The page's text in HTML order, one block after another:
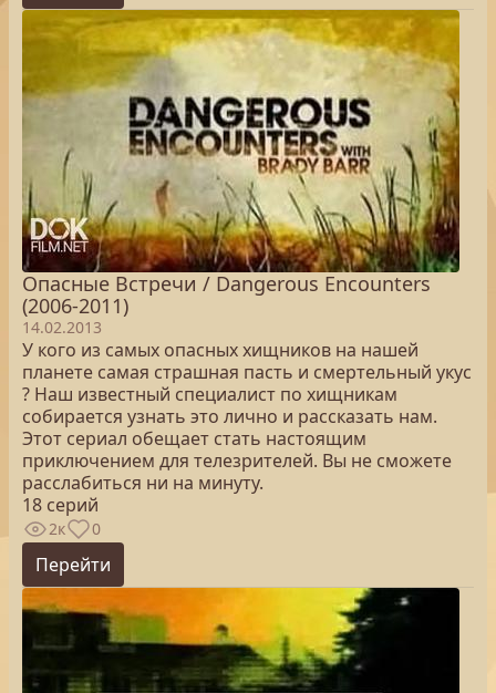
Опасные Встречи / Dangerous Encounters
(2006-2011)
14.02.2013
У кого из самых опасных хищников на нашей
планете самая страшная пасть и смертельный укус
? Наш известный специалист по хищникам
собирается узнать это лично и рассказать нам.
Этот сериал обещает стать настоящим
приключением для телезрителей. Вы не сможете
расслабиться ни на минуту.
18 серий
2к 0
Перейти